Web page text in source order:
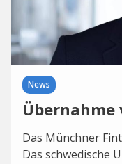
News
Übernahme
Das Münchner
Das schwedische